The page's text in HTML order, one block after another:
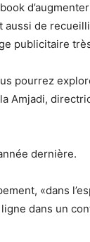
de
publicitaire
pourrez
Amjadi,
dernière.
«dans
dans un